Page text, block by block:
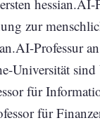
zur
Professur
Universität sind
für
für